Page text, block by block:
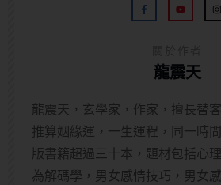
龍震天
龍震天，玄學家，作家，擅長替
推算姻緣運，一生運程，同一時
版書籍超過三十本，題材包括心
為解碼學，男女感情技巧，男女